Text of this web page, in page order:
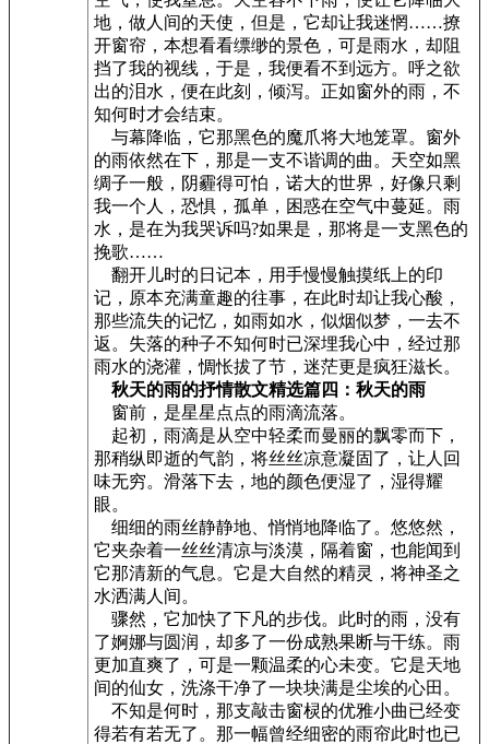
地，做人间的天使，但是，它却让我迷惘……撩
开窗帘，本想看看缥缈的景色，可是雨水，却阻
挡了我的视线，于是，我便看不到远方。呼之欲
出的泪水，便在此刻，倾泻。正如窗外的雨，不
知何时才会结束。
与幕降临，它那黑色的魔爪将大地笼罩。窗外
的雨依然在下，那是一支不谐调的曲。天空如黑
绸子一般，阴霾得可怕，诺大的世界，好像只剩
我一个人，恐惧，孤单，困惑在空气中蔓延。雨
水，是在为我哭诉吗?如果是，那将是一支黑色的
挽歌……
翻开儿时的日记本，用手慢慢触摸纸上的印
记，原本充满童趣的往事，在此时却让我心酸，
那些流失的记忆，如雨如水，似烟似梦，一去不
返。失落的种子不知何时已深埋我心中，经过那
雨水的浇灌，惆怅拔了节，迷茫更是疯狂滋长。
秋天的雨的抒情散文精选篇四：秋天的雨
窗前，是星星点点的雨滴流落。
起初，雨滴是从空中轻柔而曼丽的飘零而下，
那稍纵即逝的气韵，将丝丝凉意凝固了，让人回
味无穷。滑落下去，地的颜色便湿了，湿得耀
眼。
细细的雨丝静静地、悄悄地降临了。悠悠然，
它夹杂着一丝丝清凉与淡漠，隔着窗，也能闻到
它那清新的气息。它是大自然的精灵，将神圣之
水洒满人间。
骤然，它加快了下凡的步伐。此时的雨，没有
了婀娜与圆润，却多了一份成熟果断与干练。雨
更加直爽了，可是一颗温柔的心未变。它是天地
间的仙女，洗涤干净了一块块满是尘埃的心田。
不知是何时，那支敲击窗棂的优雅小曲已经变
得若有若无了。那一幅曾经细密的雨帘此时也已